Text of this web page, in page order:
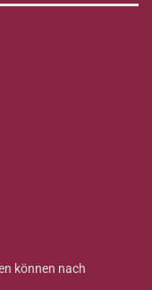
können nach